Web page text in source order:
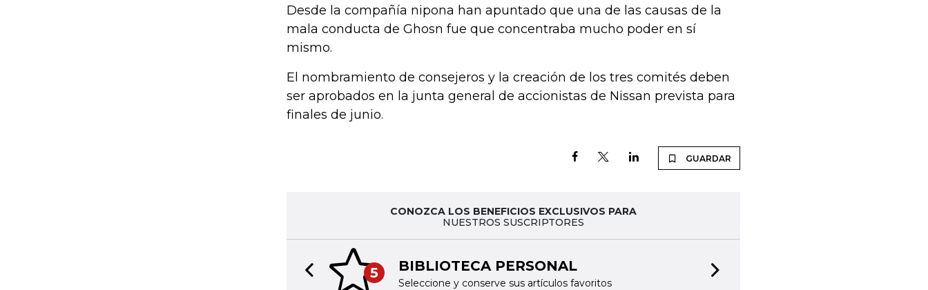
Desde la compañía nipona han apuntado que una de las causas de la
mala conducta de Ghosn fue que concentraba mucho poder en sí
mismo.
El nombramiento de consejeros y la creación de los tres comités deben
ser aprobados en la junta general de accionistas de Nissan prevista para
finales de junio.
GUARDAR
CONOZCA LOS BENEFICIOS EXCLUSIVOS PARA
NUESTROS SUSCRIPTORES
5 BIBLIOTECA PERSONAL
Seleccione y conserve sus artículos favoritos
Previous slide